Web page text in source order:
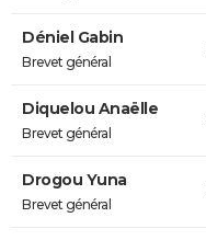
Déniel Gabin
Brevet général
Diquelou Anaëlle
Brevet général
Drogou Yuna
Brevet général